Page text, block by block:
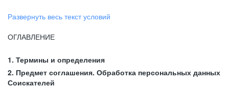
Развернуть весь текст условий
ОГЛАВЛЕНИЕ
1. Термины и определения
2. Предмет соглашения. Обработка персональных данных
Соискателей